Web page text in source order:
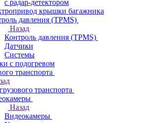
с радар-детектором
крышки багажника
давления (TPMS)
Назад
Контроль давления (TPMS)
Датчики
Системы
с подогревом
транспорта
транспорта
Назад
Видеокамеры